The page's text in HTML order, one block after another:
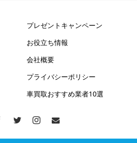
プレゼントキャンペーン
お役立ち情報
会社概要
プライバシーポリシー
車買取おすすめ業者10選